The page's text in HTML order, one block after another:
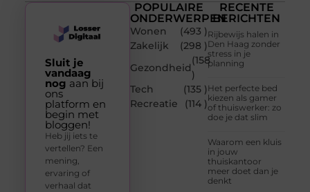
POPULAIRE
ONDERWERPEN
Wonen
(493 )
Zakelijk
(298 )
Gezondheid
(158
)
Tech
(135 )
Recreatie
(114 )
RECENTE
BERICHTEN
Rijbewijs halen in
Den Haag zonder
stress in je
planning
Het perfecte bed
kiezen als gamer
of thuiswerker: zo
doe je dat slim
Waarom een kluis
in jouw
thuiskantoor
meer doet dan je
denkt
Sluit je
vandaag
nog aan bij
ons
platform en
begin met
bloggen!
Heb jij iets te
vertellen? Een
mening,
ervaring of
verhaal dat